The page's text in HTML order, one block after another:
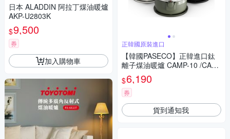
日本 ALADDIN 阿拉丁煤油暖爐
AKP-U2803K
$9,500
券
加入購物車
正韓國原裝進口
【韓國PASECO】正韓進口鈦
離子煤油暖爐 CAMP-10 /CAM
P10 (黑色)
$6,190
券
貨到通知我